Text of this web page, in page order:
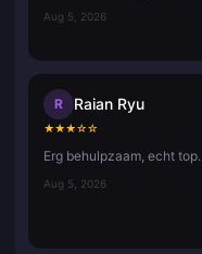
Aug 5, 2026
R Raian Ryu
★★★☆☆
Erg behulpzaam, echt top.
Aug 5, 2026